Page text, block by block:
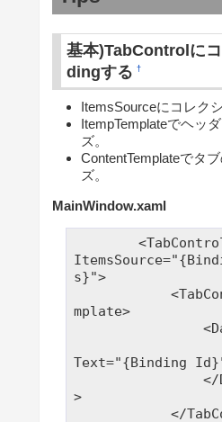
基本)TabControlに
dingする †
ItemsSourceにコレク
ItempTemplateでヘッ
ズ。
ContentTemplateでタ
ズ。
MainWindow.xaml
s}">
mplate>
Text="{Binding
>